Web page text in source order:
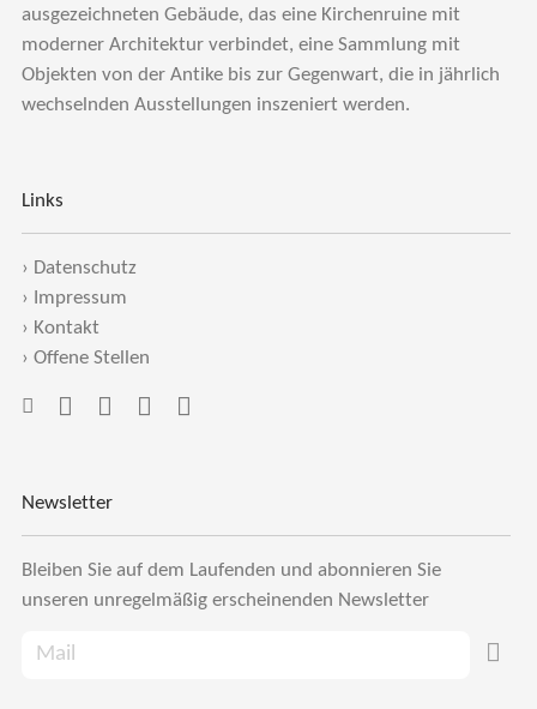
ausgezeichneten Gebäude, das eine Kirchenruine mit
moderner Architektur verbindet, eine Sammlung mit
Objekten von der Antike bis zur Gegenwart, die in jährlich
wechselnden Ausstellungen inszeniert werden.
Links
› Datenschutz
›
Impressum
› Kontakt
› Offene Stellen
Newsletter
Bleiben Sie auf dem Laufenden und abonnieren Sie
unseren unregelmäßig erscheinenden Newsletter